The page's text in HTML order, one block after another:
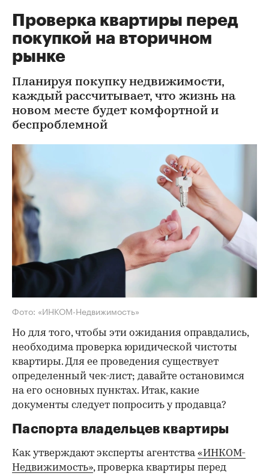
Проверка квартиры перед
покупкой на вторичном
рынке
Планируя покупку недвижимости,
каждый рассчитывает, что жизнь на
новом месте будет комфортной и
беспроблемной
Фото: «ИНКОМ-Недвижимость»
Но для того, чтобы эти ожидания оправдались,
необходима проверка юридической чистоты
квартиры. Для ее проведения существует
определенный чек-лист; давайте остановимся
на его основных пунктах. Итак, какие
документы следует попросить у продавца?
Паспорта владельцев квартиры
Как утверждают эксперты агентства«ИНКОМ-
Недвижимость», проверка квартиры перед